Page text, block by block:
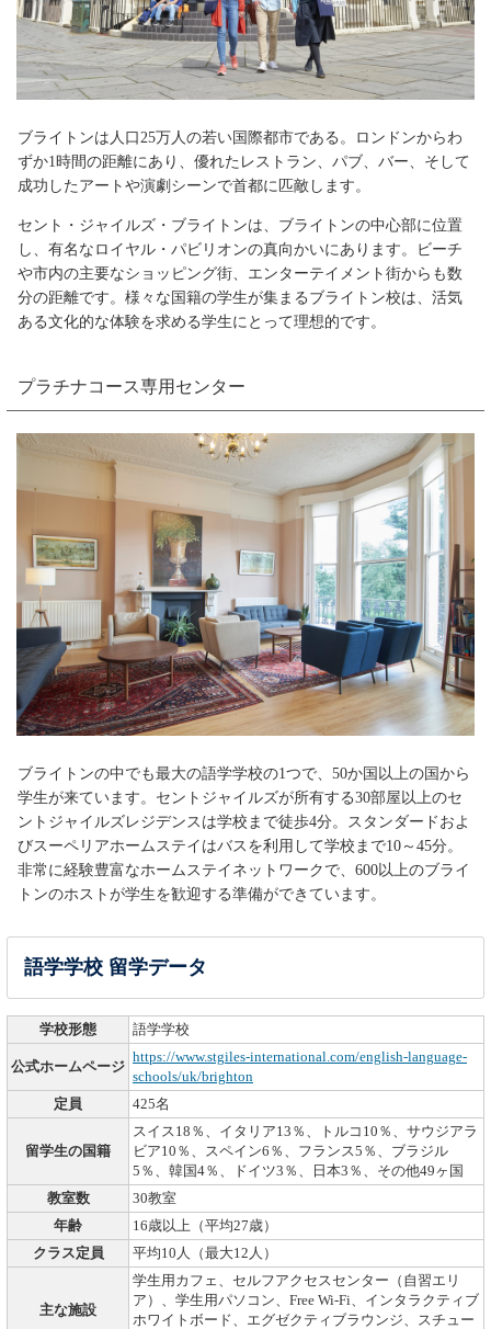
ブライトンは人口25万人の若い国際都市である。ロンドンからわ
ずか1時間の距離にあり、優れたレストラン、パブ、バー、そして
成功したアートや演劇シーンで首都に匹敵します。
セント・ジャイルズ・ブライトンは、ブライトンの中心部に位置
し、有名なロイヤル・パビリオンの真向かいにあります。ビーチ
や市内の主要なショッピング街、エンターテイメント街からも数
分の距離です。様々な国籍の学生が集まるブライトン校は、活気
ある文化的な体験を求める学生にとって理想的です。
プラチナコース専用センター
ブライトンの中でも最大の語学学校の1つで、50か国以上の国から
学生が来ています。セントジャイルズが所有する30部屋以上のセ
ントジャイルズレジデンスは学校まで徒歩4分。スタンダードおよ
びスーペリアホームステイはバスを利用して学校まで10～45分。
非常に経験豊富なホームステイネットワークで、600以上のブライ
トンのホストが学生を歓迎する準備ができています。
語学学校 留学データ
学校形態 語学学校
公式ホームページ
https://www.stgiles-international.com/english-language-
schools/uk/brighton
定員
425名
留学生の国籍
スイス18％、イタリア13％、トルコ10％、サウジアラ
ビア10％、スペイン6％、フランス5％、ブラジル
5％、韓国4％、ドイツ3％、日本3％、その他49ヶ国
教室数
30教室
年齢
16歳以上（平均27歳）
クラス定員
平均10人（最大12人）
主な施設
学生用カフェ、セルフアクセスセンター（自習エリ
ア）、学生用パソコン、Free Wi-Fi、インタラクティブ
ホワイトボード、エグゼクティブラウンジ、スチュー